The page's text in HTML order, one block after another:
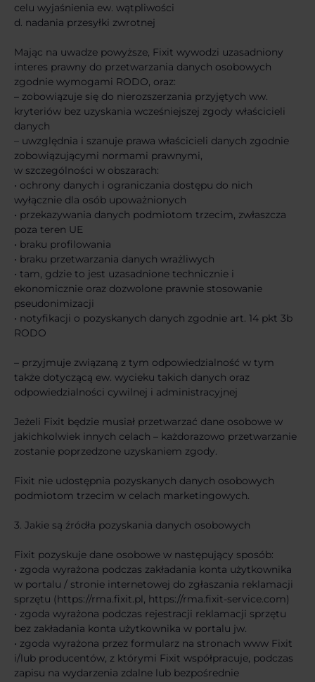
celu wyjaśnienia ew. wątpliwości
d. nadania przesyłki zwrotnej
Mając na uwadze powyższe, Fixit wywodzi uzasadniony
interes prawny do przetwarzania danych osobowych
zgodnie wymogami RODO, oraz:
– zobowiązuje się do nierozszerzania przyjętych ww.
kryteriów bez uzyskania wcześniejszej zgody właścicieli
danych
– uwzględnia i szanuje prawa właścicieli danych zgodnie
zobowiązującymi normami prawnymi,
w szczególności w obszarach:
• ochrony danych i ograniczania dostępu do nich
wyłącznie dla osób upoważnionych
• przekazywania danych podmiotom trzecim, zwłaszcza
poza teren UE
• braku profilowania
• braku przetwarzania danych wrażliwych
• tam, gdzie to jest uzasadnione technicznie i
ekonomicznie oraz dozwolone prawnie stosowanie
pseudonimizacji
• notyfikacji o pozyskanych danych zgodnie art. 14 pkt 3b
RODO
– przyjmuje związaną z tym odpowiedzialność w tym
także dotyczącą ew. wycieku takich danych oraz
odpowiedzialności cywilnej i administracyjnej
Jeżeli Fixit będzie musiał przetwarzać dane osobowe w
jakichkolwiek innych celach – każdorazowo przetwarzanie
zostanie poprzedzone uzyskaniem zgody.
Fixit nie udostępnia pozyskanych danych osobowych
podmiotom trzecim w celach marketingowych.
3. Jakie są źródła pozyskania danych osobowych
Fixit pozyskuje dane osobowe w następujący sposób:
• zgoda wyrażona podczas zakładania konta użytkownika
w portalu / stronie internetowej do zgłaszania reklamacji
sprzętu (https://rma.fixit.pl, https://rma.fixit-service.com)
• zgoda wyrażona podczas rejestracji reklamacji sprzętu
bez zakładania konta użytkownika w portalu jw.
• zgoda wyrażona przez formularz na stronach www Fixit
i/lub producentów, z którymi Fixit współpracuje, podczas
zapisu na wydarzenia zdalne lub bezpośrednie